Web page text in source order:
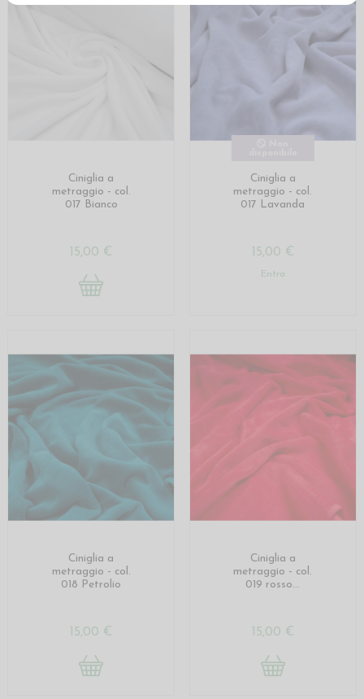
Ciniglia a
metraggio - col.
017 Bianco
15,00 €
Ciniglia a
metraggio - col.
017 Lavanda
15,00 €
Entra
Ciniglia a
metraggio - col.
018 Petrolio
15,00 €
Ciniglia a
metraggio - col.
019 rosso...
15,00 €